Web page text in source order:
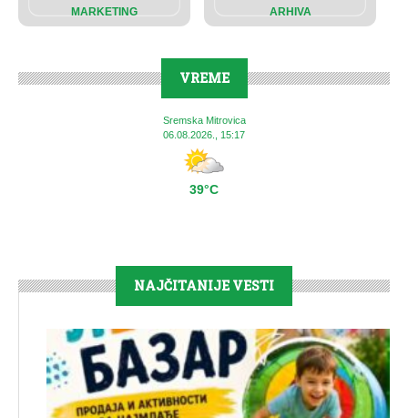
MARKETING ARHIVA
VREME
Sremska Mitrovica
06.08.2026., 15:17
39°C
NAJČITANIJE VESTI